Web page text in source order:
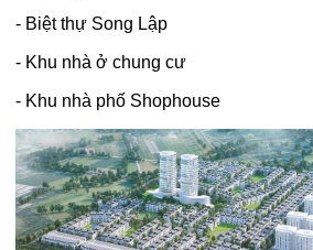
- Biệt thự Song Lập
- Khu nhà ở chung cư
- Khu nhà phố Shophouse